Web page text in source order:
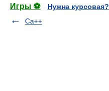
Игры ⚽
Нужна курсовая?
Ca++